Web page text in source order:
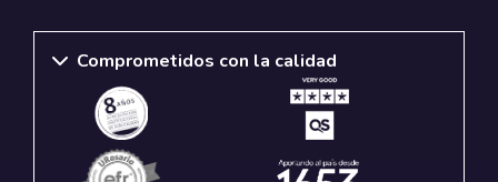
Comprometidos con la calidad